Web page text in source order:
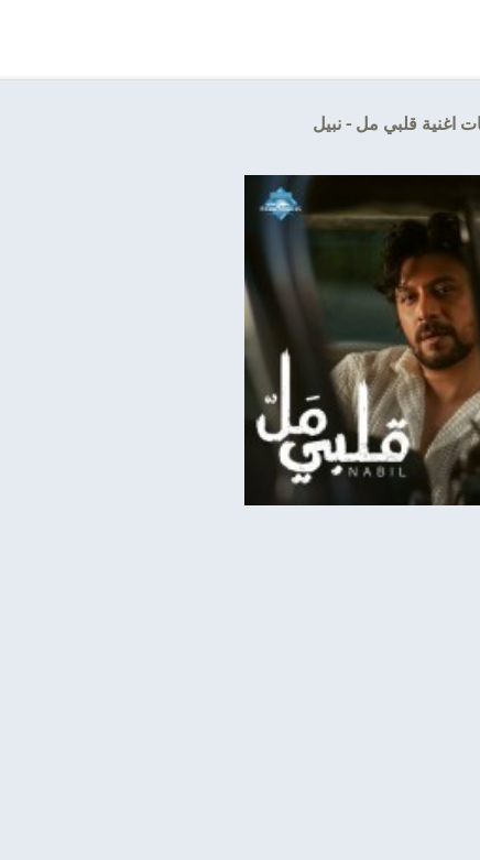
اغنية قلبي مل - نبيل